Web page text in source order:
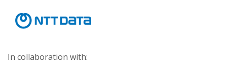
In collaboration with: